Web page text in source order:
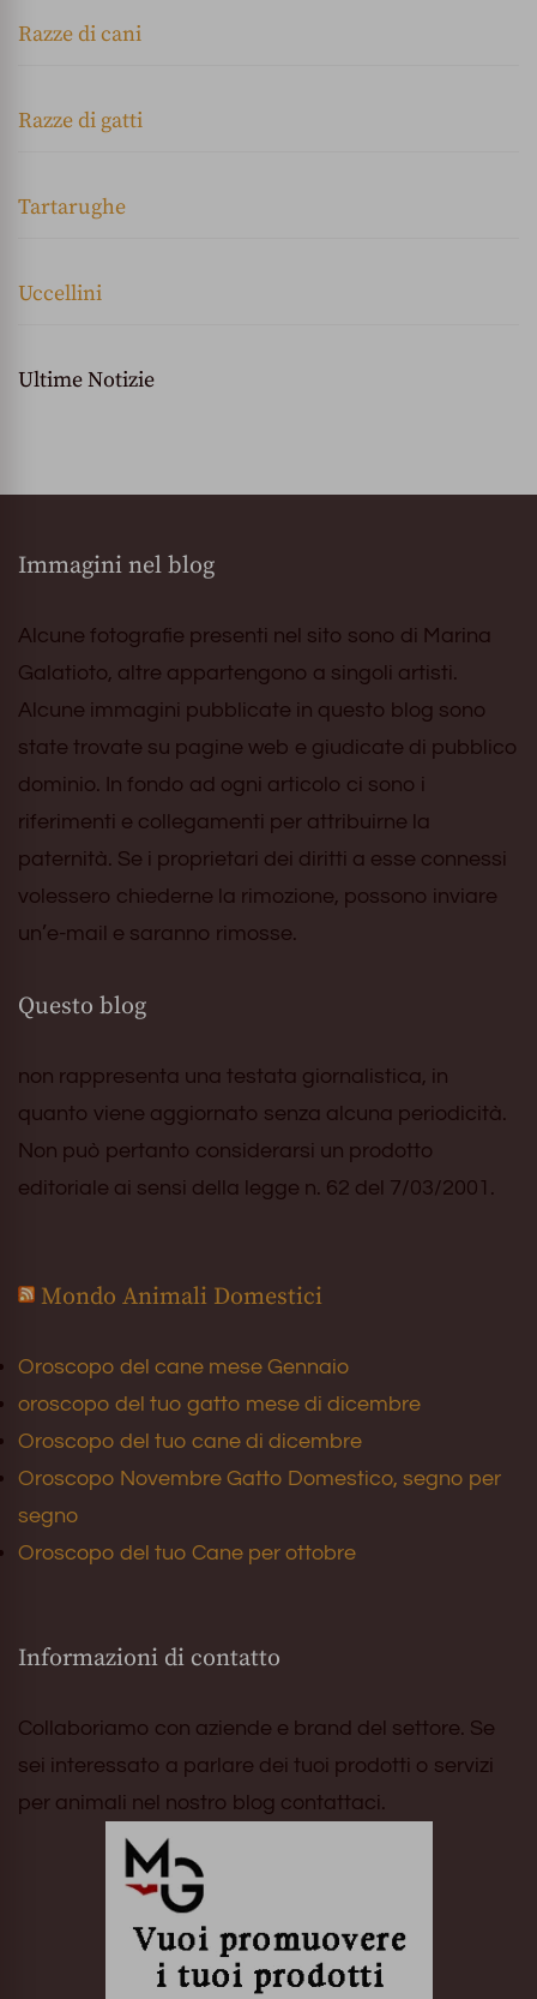
Razze di cani
Razze di gatti
Tartarughe
Uccellini
Ultime Notizie
Immagini nel blog
Alcune fotografie presenti nel sito sono di Marina
Galatioto, altre appartengono a singoli artisti.
Alcune immagini pubblicate in questo blog sono
state trovate su pagine web e giudicate di pubblico
dominio. In fondo ad ogni articolo ci sono i
riferimenti e collegamenti per attribuirne la
paternità. Se i proprietari dei diritti a esse connessi
volessero chiederne la rimozione, possono inviare
un’e-mail e saranno rimosse.
Questo blog
non rappresenta una testata giornalistica, in
quanto viene aggiornato senza alcuna periodicità.
Non può pertanto considerarsi un prodotto
editoriale ai sensi della legge n. 62 del 7/03/2001.
Mondo Animali Domestici
Oroscopo del cane mese Gennaio
oroscopo del tuo gatto mese di dicembre
Oroscopo del tuo cane di dicembre
Oroscopo Novembre Gatto Domestico, segno per
segno
Oroscopo del tuo Cane per ottobre
Informazioni di contatto
Collaboriamo con aziende e brand del settore. Se
sei interessato a parlare dei tuoi prodotti o servizi
per animali nel nostro blog contattaci.